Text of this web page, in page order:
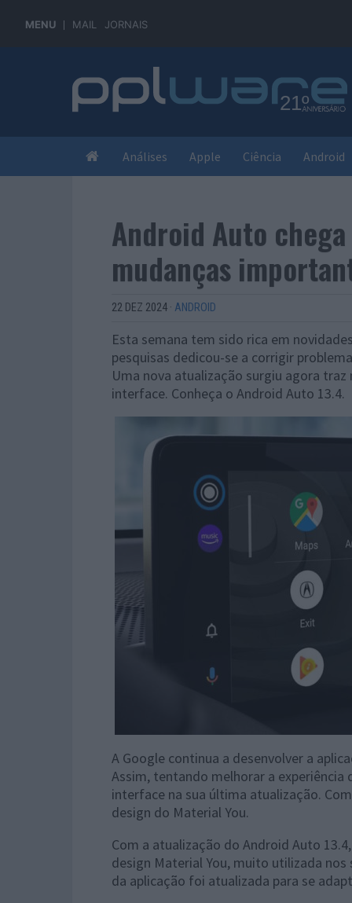
MENU MAIL JORNAIS
Análises Apple Ciência Android
Android Auto
mudanças
22 DEZ 2024 · ANDROID
Esta semana tem sido rica em
pesquisas dedicou-se a corrigir
Uma nova atualização surgiu agora
interface. Conheça o Android Auto 13.4.
A Google continua a desenvolver a
Assim, tentando melhorar a
interface na sua última atualização.
design do Material You.
Com a atualização do Android Auto
design Material You, muito utilizada
da aplicação foi atualizada para se